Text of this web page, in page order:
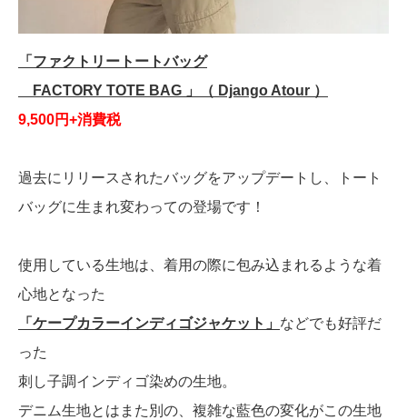
「ファクトリートートバッグ
FACTORY TOTE BAG 」（ Django Atour ）
9,500円+消費税
過去にリリースされたバッグをアップデートし、トート
バッグに生まれ変わっての登場です！
使用している生地は、着用の際に包み込まれるような着
心地となった
「ケープカラーインディゴジャケット」 などでも好評だ
った
刺し子調インディゴ染めの生地。
デニム生地とはまた別の、複雑な藍色の変化がこの生地